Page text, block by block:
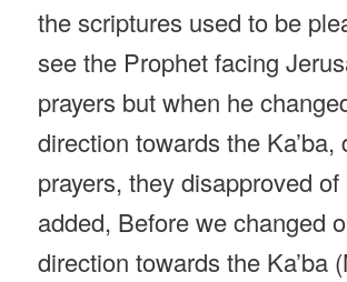
the scriptures used to be
see the Prophet facing
prayers but when he
direction towards the Ka’ba,
prayers, they disapproved of
added, Before we changed
direction towards the Ka’ba